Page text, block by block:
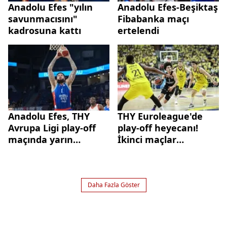
Anadolu Efes "yılın
savunmacısını"
kadrosuna kattı
Anadolu Efes-Beşiktaş
Fibabanka maçı
ertelendi
Anadolu Efes, THY
Avrupa Ligi play-off
maçında yarın
THY Euroleague'de
play-off heyecanı!
İkinci maçlar
Daha Fazla Göster